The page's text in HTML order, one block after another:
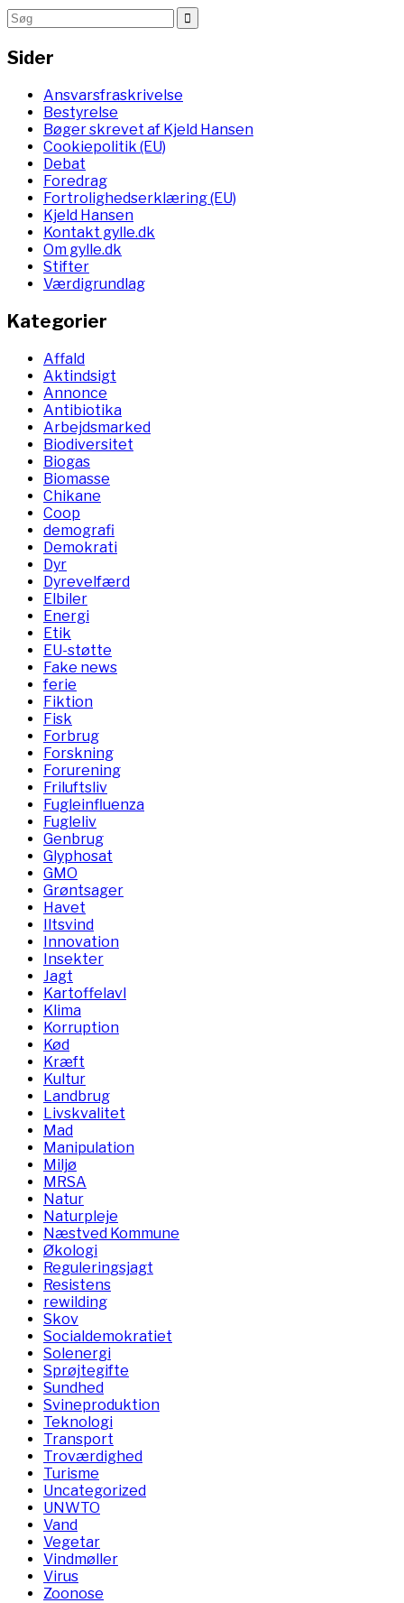
Sider
Ansvarsfraskrivelse
Bestyrelse
Bøger skrevet af Kjeld Hansen
Cookiepolitik (EU)
Debat
Foredrag
Fortrolighedserklæring (EU)
Kjeld Hansen
Kontakt gylle.dk
Om gylle.dk
Stifter
Værdigrundlag
Kategorier
Affald
Aktindsigt
Annonce
Antibiotika
Arbejdsmarked
Biodiversitet
Biogas
Biomasse
Chikane
Coop
demografi
Demokrati
Dyr
Dyrevelfærd
Elbiler
Energi
Etik
EU-støtte
Fake news
ferie
Fiktion
Fisk
Forbrug
Forskning
Forurening
Friluftsliv
Fugleinfluenza
Fugleliv
Genbrug
Glyphosat
GMO
Grøntsager
Havet
Iltsvind
Innovation
Insekter
Jagt
Kartoffelavl
Klima
Korruption
Kød
Kræft
Kultur
Landbrug
Livskvalitet
Mad
Manipulation
Miljø
MRSA
Natur
Naturpleje
Næstved Kommune
Økologi
Reguleringsjagt
Resistens
rewilding
Skov
Socialdemokratiet
Solenergi
Sprøjtegifte
Sundhed
Svineproduktion
Teknologi
Transport
Troværdighed
Turisme
Uncategorized
UNWTO
Vand
Vegetar
Vindmøller
Virus
Zoonose